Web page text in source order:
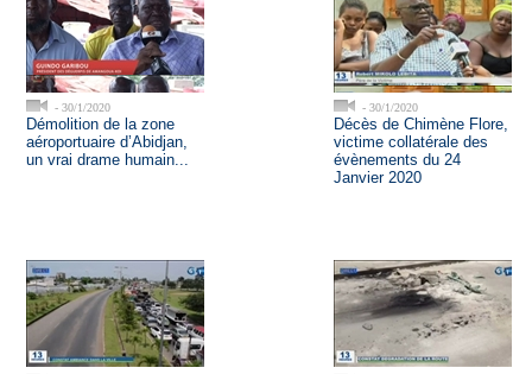
- 30/1/2020
Démolition de la zone
aéroportuaire d’Abidjan,
un vrai drame humain...
- 30/1/2020
Décès de Chimène Flore,
victime collatérale des
évènements du 24
Janvier 2020